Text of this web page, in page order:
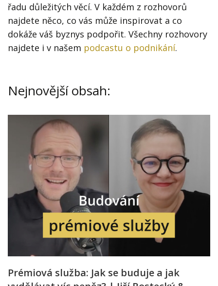
Kontakt
Obchodní podmínky
Hledaná fráze
řadu důležitých věcí. V každém z rozhovorů
najdete něco, co vás může inspirovat a co
dokáže váš byznys podpořit. Všechny rozhovory
najdete i v našem podcastu o podnikání.
Nejnovější obsah:
Prémiová služba: Jak se buduje a jak